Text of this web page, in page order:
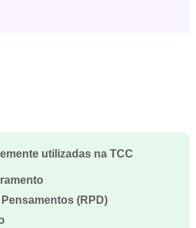
utilizadas na TCC
(RPD)